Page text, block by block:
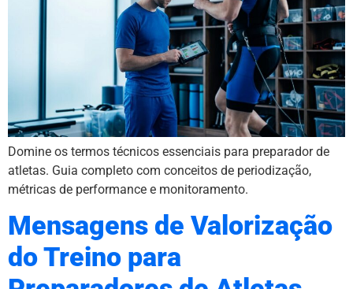
Domine os termos técnicos essenciais para preparador de
atletas. Guia completo com conceitos de periodização,
métricas de performance e monitoramento.
Mensagens de Valorização
do Treino para